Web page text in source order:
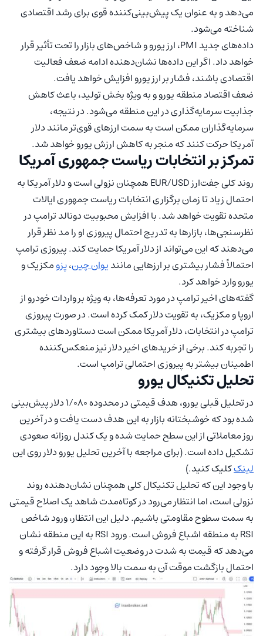
می‌دهد و به عنوان یک پیش‌بینی‌کننده قوی برای رشد اقتصادی
شناخته می‌شود.
داده‌های جدید PMI، ارز یورو و شاخص‌های بازار را تحت تأثیر قرار
خواهد داد. اگر این داده‌ها نشان‌دهنده ادامه ضعف فعالیت
اقتصادی باشند، فشار بر ارز یورو افزایش خواهد یافت.
ضعف اقتصاد منطقه یورو و به ویژه بخش تولید، باعث کاهش
جذابیت سرمایه‌گذاری در این منطقه می‌شود. در نتیجه،
سرمایه‌گذاران ممکن است به سمت ارزهای قوی‌تر مانند دلار
آمریکا حرکت کنند که منجر به کاهش ارزش یورو خواهد شد.
تمرکز بر انتخابات ریاست جمهوری آمریکا
روند کلی جفت‌ارز EUR/USD همچنان نزولی است و دلار آمریکا به
احتمال زیاد تا زمان برگزاری انتخابات ریاست جمهوری ایالات
متحده تقویت خواهد شد. با افزایش محبوبیت دونالد ترامپ در
نظرسنجی‌ها، بازارها به تدریج احتمال پیروزی او را مد نظر قرار
می‌دهند که این می‌تواند از دلار آمریکا حمایت کند. پیروزی ترامپ
احتمالاً فشار بیشتری بر ارزهایی مانندیوان چین،پزومکزیک و
یورو وارد خواهد کرد.
گفته‌های اخیر ترامپ در مورد تعرفه‌ها، به ویژه بر واردات خودرو از
اروپا و مکزیک، به تقویت دلار کمک کرده است. در صورت پیروزی
ترامپ در انتخابات، دلار آمریکا ممکن است دستاوردهای بیشتری
را تجربه کند. برخی از خریدهای اخیر دلار نیز منعکس‌کننده
اطمینان بیشتر به پیروزی احتمالی ترامپ است.
تحلیل تکنیکال یورو
در تحلیل قبلی یورو، هدف قیمتی در محدوده ۱/۰۸۰ دلار پیش‌بینی
شده بود که خوشبختانه بازار به این هدف دست یافت و در آخرین
روز معاملاتی از این سطح حمایت شده و یک کندل روزانه صعودی
تشکیل داده است. (برای مراجعه با آخرین تحلیل یورو دلار روی این
لینککلیک کنید.)
با وجود این که تحلیل تکنیکال کلی همچنان نشان‌دهنده روند
نزولی است، اما انتظار می‌رود در کوتاه‌مدت شاهد یک اصلاح قیمتی
به سمت سطوح مقاومتی باشیم. دلیل این انتظار، ورود شاخص
RSI به منطقه اشباع فروش است. ورود RSI به این منطقه نشان
می‌دهد که قیمت به شدت در وضعیت اشباع فروش قرار گرفته و
احتمال بازگشت موقت آن به سمت بالا وجود دارد.